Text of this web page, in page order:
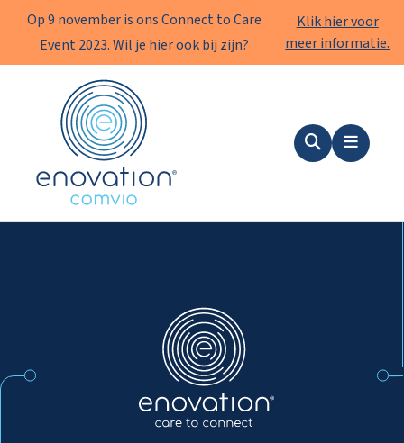
Op 9 november is ons Connect to Care
Event 2023. Wil je hier ook bij zijn?
Klik hier voor
meer informatie.
Enovation
ZoekenMenu